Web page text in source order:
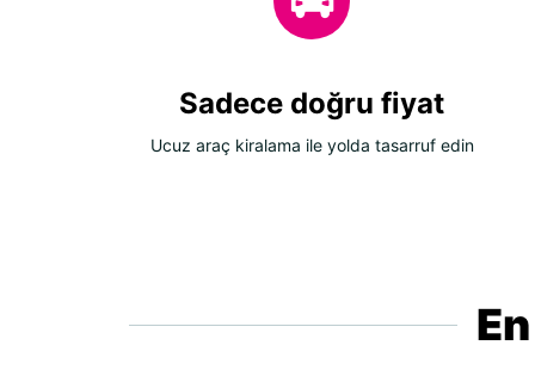
Sadece doğru fiyat
Ucuz araç kiralama ile yolda tasarruf edin